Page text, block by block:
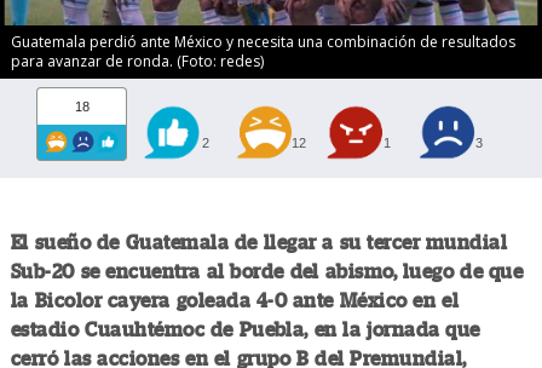
Guatemala perdió ante México y necesita una combinación de resultados
para avanzar de ronda. (Foto: redes)
18
2 12 1 3
El sueño de Guatemala de llegar a su tercer mundial
Sub-20 se encuentra al borde del abismo, luego de que
la Bicolor cayera goleada 4-0 ante México en el
estadio Cuauhtémoc de Puebla, en la jornada que
cerró las acciones en el grupo B del Premundial,